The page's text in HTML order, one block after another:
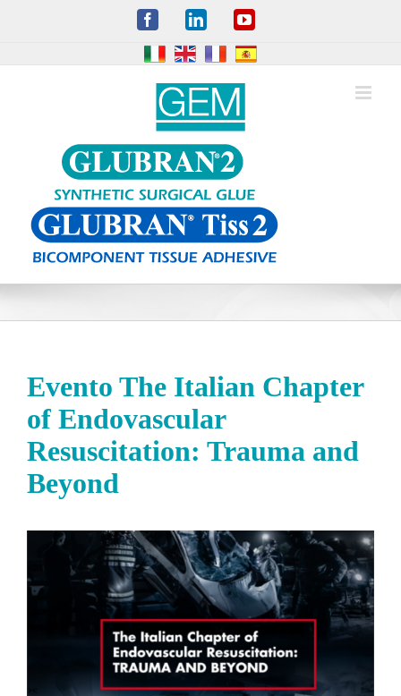
FacebookLinkedInYouTube
Evento The Italian Chapter
of Endovascular
Resuscitation: Trauma and
Beyond